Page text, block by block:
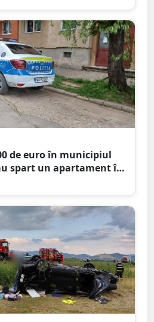
de euro în municipiul
spart un apartament în
erau în concediu